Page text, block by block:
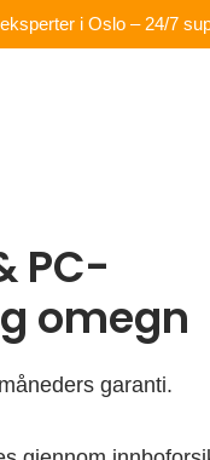
i Oslo – 24/7
PC-
omegn
garanti.